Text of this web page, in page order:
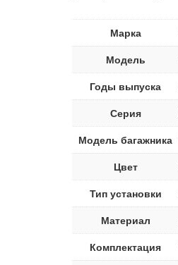
Марка
Модель
Годы выпуска
Серия
Модель багажника
Цвет
Тип установки
Материал
Комплектация